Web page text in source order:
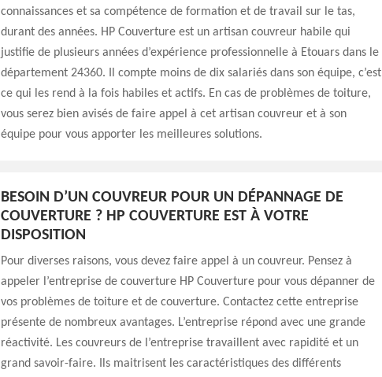
connaissances et sa compétence de formation et de travail sur le tas,
durant des années. HP Couverture est un artisan couvreur habile qui
justifie de plusieurs années d’expérience professionnelle à Etouars dans le
département 24360. Il compte moins de dix salariés dans son équipe, c’est
ce qui les rend à la fois habiles et actifs. En cas de problèmes de toiture,
vous serez bien avisés de faire appel à cet artisan couvreur et à son
équipe pour vous apporter les meilleures solutions.
BESOIN D’UN COUVREUR POUR UN DÉPANNAGE DE
COUVERTURE ? HP COUVERTURE EST À VOTRE
DISPOSITION
Pour diverses raisons, vous devez faire appel à un couvreur. Pensez à
appeler l’entreprise de couverture HP Couverture pour vous dépanner de
vos problèmes de toiture et de couverture. Contactez cette entreprise
présente de nombreux avantages. L’entreprise répond avec une grande
réactivité. Les couvreurs de l’entreprise travaillent avec rapidité et un
grand savoir-faire. Ils maitrisent les caractéristiques des différents